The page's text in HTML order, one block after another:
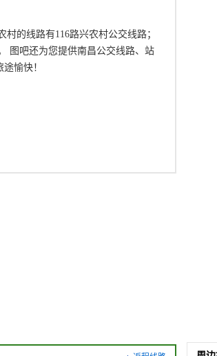
的线路有116路兴农村公交线路；
图吧还为您提供南昌公交线路、站
愉快！